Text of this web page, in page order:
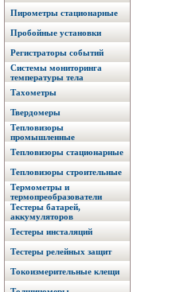
Пирометры стационарные
Пробойные установки
Регистраторы событий
Системы мониторинга
температуры тела
Тахометры
Твердомеры
Тепловизоры
промышленные
Тепловизоры стационарные
Тепловизоры строительные
Термометры и
термопреобразователи
Тестеры батарей,
аккумуляторов
Тестеры инсталяций
Тестеры релейных защит
Токоизмерительные клещи